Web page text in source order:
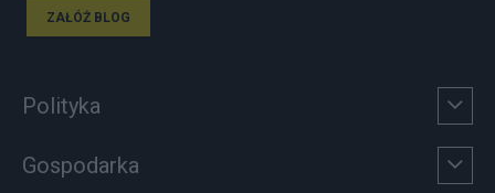
ZAŁÓŻ BLOG
Polityka
Gospodarka